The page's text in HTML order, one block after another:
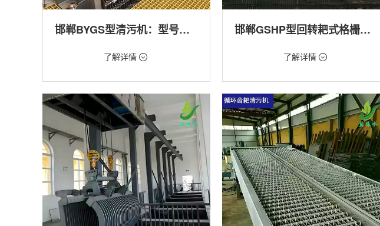
邯郸BYGS型清污机：型号多样应用广泛
价格：1.23万/台
机
用途：泵站,污水处理,渠道,化工,纺织
了解详情
邯郸GSHP型回转耙式格栅清污机
价格：1.18万/台
机,回转式清污机
用途：泵站,污水处理,水电站,自来水厂,渠道,河
道,防洪排涝
了解详情